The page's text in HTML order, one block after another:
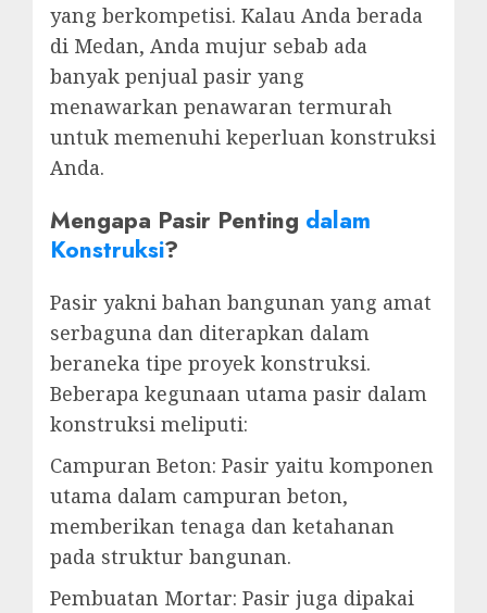
yang berkompetisi. Kalau Anda berada
di Medan, Anda mujur sebab ada
banyak penjual pasir yang
menawarkan penawaran termurah
untuk memenuhi keperluan konstruksi
Anda.
Mengapa Pasir Penting dalam
Konstruksi?
Pasir yakni bahan bangunan yang amat
serbaguna dan diterapkan dalam
beraneka tipe proyek konstruksi.
Beberapa kegunaan utama pasir dalam
konstruksi meliputi:
Campuran Beton: Pasir yaitu komponen
utama dalam campuran beton,
memberikan tenaga dan ketahanan
pada struktur bangunan.
Pembuatan Mortar: Pasir juga dipakai